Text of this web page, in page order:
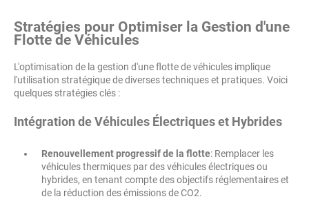
Stratégies pour Optimiser la Gestion d'une
Flotte de Véhicules
L'optimisation de la gestion d'une flotte de véhicules implique
l'utilisation stratégique de diverses techniques et pratiques. Voici
quelques stratégies clés :
Intégration de Véhicules Électriques et Hybrides
Renouvellement progressif de la flotte: Remplacer les
véhicules thermiques par des véhicules électriques ou
hybrides, en tenant compte des objectifs réglementaires et
de la réduction des émissions de CO2.